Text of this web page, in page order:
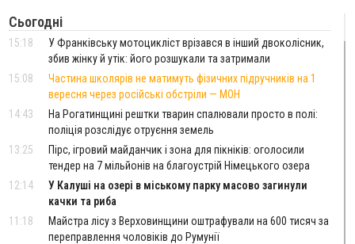
Сьогодні
15:18
У Франківську мотоцикліст врізався в інший двоколісник,
збив жінку й утік: його розшукали та затримали
15:08
Частина школярів не матимуть фізичних підручників на 1
вересня через російські обстріли — МОН
14:43
На Рогатинщині рештки тварин спалювали просто в полі:
поліція розслідує отруєння земель
13:25
Пірс, ігровий майданчик і зона для пікніків: оголосили
тендер на 7 мільйонів на благоустрій Німецького озера
12:14
У Калуші на озері в міському парку масово загинули
качки та риба
11:18
Майстра лісу з Верховинщини оштрафували на 600 тисяч за
переправлення чоловіків до Румунії